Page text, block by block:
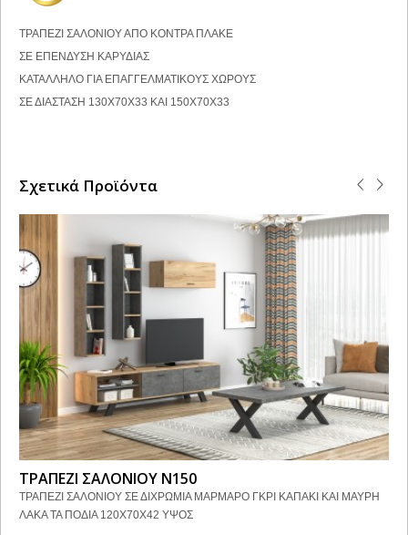
TΡΑΠΕΖΙ ΣΑΛΟΝΙΟΥ ΑΠΟ ΚΟΝΤΡΑ ΠΛΑΚΕ
ΣΕ ΕΠΕΝΔΥΣΗ ΚΑΡΥΔΙΑΣ
ΚΑΤΑΛΛΗΛΟ ΓΙΑ ΕΠΑΓΓΕΛΜΑΤΙΚΟΥΣ ΧΩΡΟΥΣ
ΣΕ ΔΙΑΣΤΑΣΗ 130Χ70Χ33 ΚΑΙ 150Χ70Χ33
Σχετικά Προϊόντα
ΤΡΑΠΕΖΙ ΣΑΛΟΝΙΟΥ Ν150
ΤΡΑΠΕΖΙ ΣΑΛΟΝΙΟΥ ΣΕ ΔΙΧΡΩΜΙΑ ΜΑΡΜΑΡΟ ΓΚΡΙ ΚΑΠΑΚΙ ΚΑΙ ΜΑΥΡΗ
ΛΑΚΑ ΤΑ ΠΟΔΙΑ 120Χ70Χ42 ΥΨΟΣ